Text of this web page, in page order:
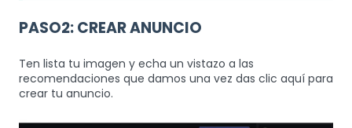
PASO2: CREAR ANUNCIO
Ten lista tu imagen y echa un vistazo a las
recomendaciones que damos una vez das clic aquí para
crear tu anuncio.